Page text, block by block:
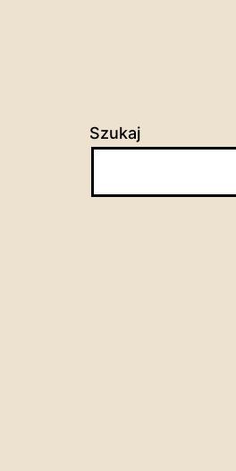
Szukaj